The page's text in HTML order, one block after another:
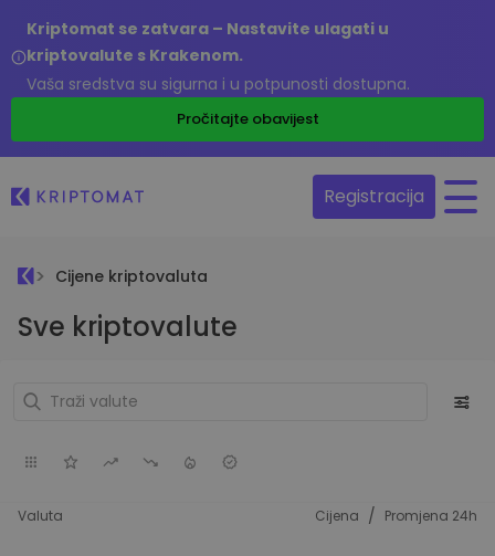
Kriptomat se zatvara – Nastavite ulagati u
kriptovalute s Krakenom.
Vaša sredstva su sigurna i u potpunosti dostupna.
Pročitajte obavijest
Registracija
Cijene kriptovaluta
Sve kriptovalute
Valuta Cijena / Promjena 24h